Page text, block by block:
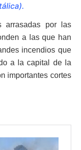
arrasadas por las
a las que han
incendios que
a la capital de la
importantes cortes